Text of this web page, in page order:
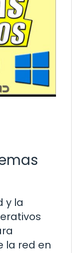
y la
la red en